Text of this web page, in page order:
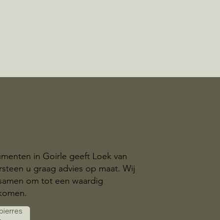
in Goirle geeft Loek van
u graag advies op maat. Wij
om tot een waardig